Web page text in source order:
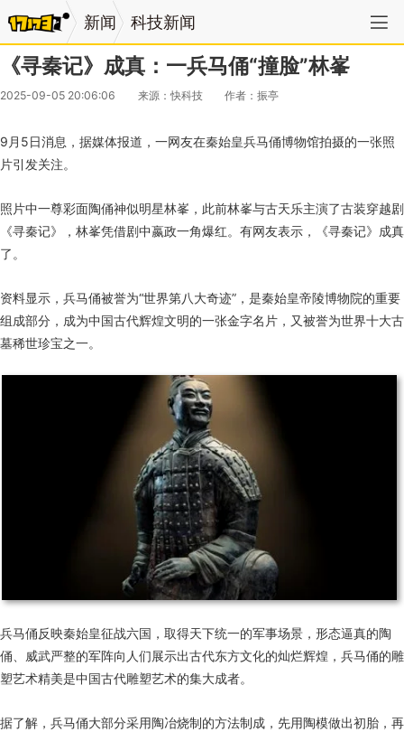
新闻 科技新闻
《寻秦记》成真：一兵马俑“撞脸”林峯
2025-09-05 20:06:06 来源：快科技 作者：振亭
9月5日消息，据媒体报道，一网友在秦始皇兵马俑博物馆拍摄的一张照
片引发关注。
照片中一尊彩面陶俑神似明星林峯，此前林峯与古天乐主演了古装穿越剧
《寻秦记》，林峯凭借剧中嬴政一角爆红。有网友表示，《寻秦记》成真
了。
资料显示，兵马俑被誉为“世界第八大奇迹”，是秦始皇帝陵博物院的重要
组成部分，成为中国古代辉煌文明的一张金字名片，又被誉为世界十大古
墓稀世珍宝之一。
兵马俑反映秦始皇征战六国，取得天下统一的军事场景，形态逼真的陶
俑、威武严整的军阵向人们展示出古代东方文化的灿烂辉煌，兵马俑的雕
塑艺术精美是中国古代雕塑艺术的集大成者。
据了解，兵马俑大部分采用陶冶烧制的方法制成，先用陶模做出初胎，再